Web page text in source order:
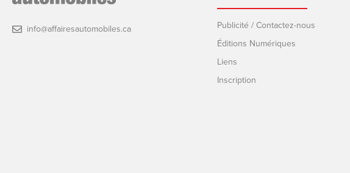
info@affairesautomobiles.ca
Publicité / Contactez-nous
Éditions Numériques
Liens
Inscription